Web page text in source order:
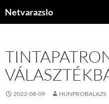
Netvarazslo
2022-08-09 HUNPROBALAZS